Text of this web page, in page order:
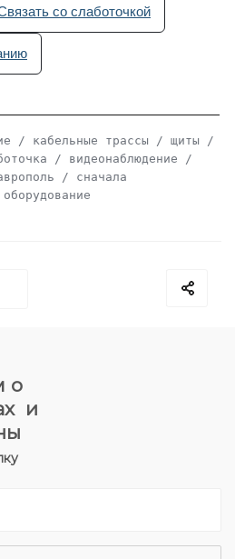
со слаботочкой
/ кабельные трассы / щиты /
/ видеонаблюдение /
/ сначала
о
и